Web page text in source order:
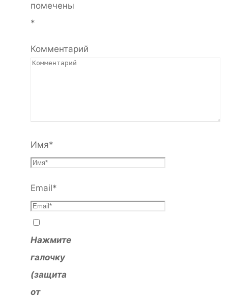
помечены
*
Комментарий
Имя*
Email*
Нажмите
галочку
(защита
от